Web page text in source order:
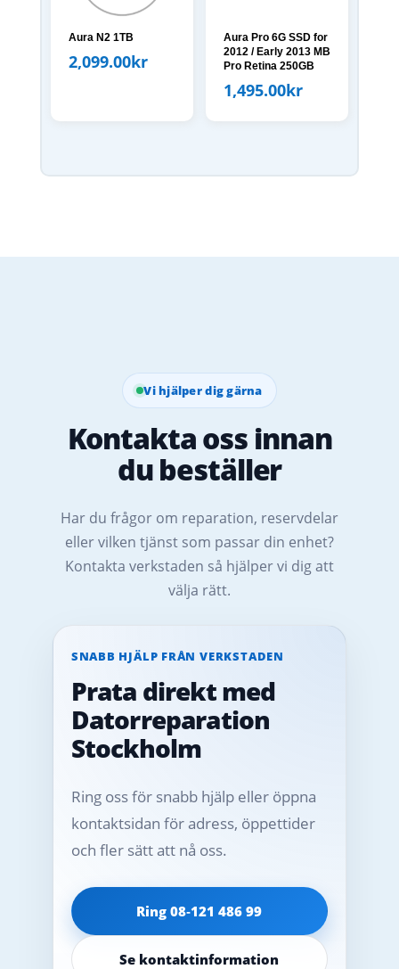
Aura N2 1TB
2,099.00kr
Aura Pro 6G SSD for
2012 / Early 2013 MB
Pro Retina 250GB
1,495.00kr
Vi hjälper dig gärna
Kontakta oss innan
du beställer
Har du frågor om reparation, reservdelar
eller vilken tjänst som passar din enhet?
Kontakta verkstaden så hjälper vi dig att
välja rätt.
SNABB HJÄLP FRÅN VERKSTADEN
Prata direkt med
Datorreparation
Stockholm
Ring oss för snabb hjälp eller öppna
kontaktsidan för adress, öppettider
och fler sätt att nå oss.
Ring 08‑121 486 99
Se kontaktinformation